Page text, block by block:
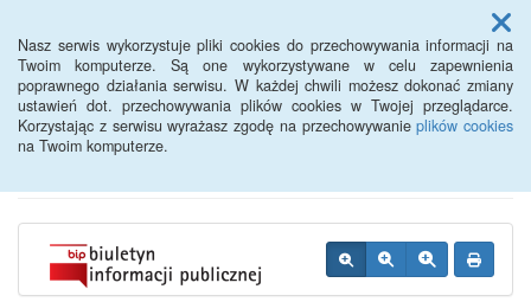
Nasz serwis wykorzystuje pliki cookies do przechowywania informacji na
Twoim komputerze. Są one wykorzystywane w celu zapewnienia
poprawnego działania serwisu. W każdej chwili możesz dokonać zmiany
ustawień dot. przechowywania plików cookies w Twojej przeglądarce.
Korzystając z serwisu wyrażasz zgodę na przechowywanieplików cookies
na Twoim komputerze.
Menu
BIP - Urząd Miejski
Wyśmierzyce